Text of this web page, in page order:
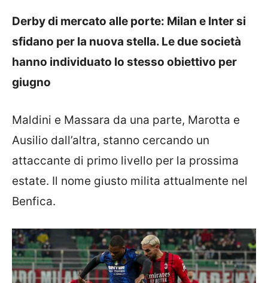
Derby di mercato alle porte: Milan e Inter si
sfidano per la nuova stella. Le due società
hanno individuato lo stesso obiettivo per
giugno
Maldini e Massara da una parte, Marotta e
Ausilio dall’altra, stanno cercando un
attaccante di primo livello per la prossima
estate. Il nome giusto milita attualmente nel
Benfica.